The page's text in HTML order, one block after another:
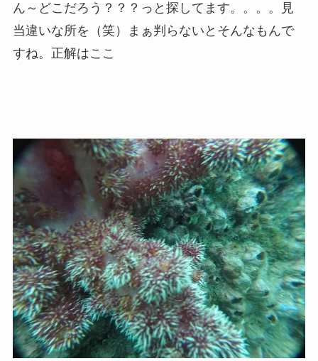
ん～どこだろう？？？っと探してます。。。。見
当違いな所を（笑）まぁ判らないとそんなもんで
すね。正解はここ